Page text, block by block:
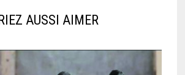
AUSSI AIMER